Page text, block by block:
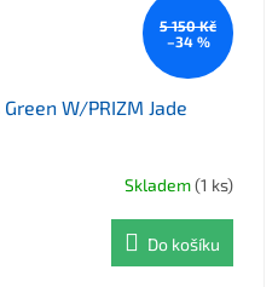
5 150 Kč
–34 %
Green W/PRIZM Jade
Skladem(1 ks)
Do košíku